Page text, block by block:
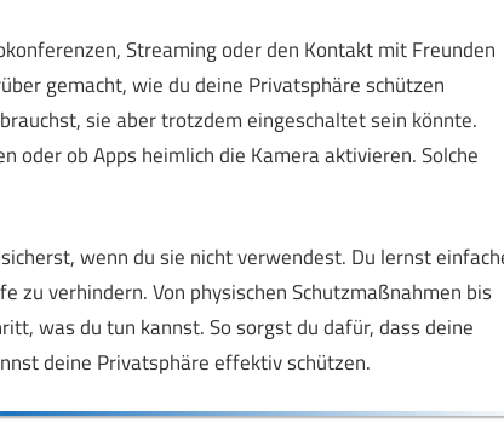
Streaming oder den Kontakt mit Freunden
gemacht, wie du deine Privatsphäre schützen
sie aber trotzdem eingeschaltet sein könnte.
oder ob Apps heimlich die Kamera aktivieren. Solche
wenn du sie nicht verwendest. Du lernst
verhindern. Von physischen Schutzmaßnahmen bis
was du tun kannst. So sorgst du dafür, dass deine
deine Privatsphäre effektiv schützen.